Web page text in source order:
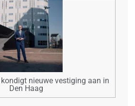
nieuwe vestiging aan in
Den Haag